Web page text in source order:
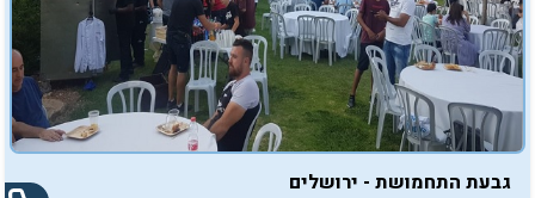
גבעת התחמושת - ירושלים